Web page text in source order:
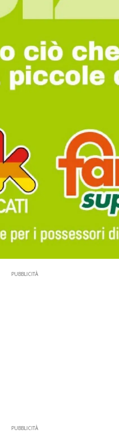
PUBBLICITÀ
PUBBLICITÀ